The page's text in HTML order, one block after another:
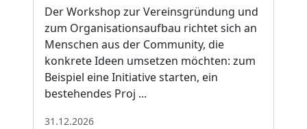
Der Workshop zur Vereinsgründung und
zum Organisationsaufbau richtet sich an
Menschen aus der Community, die
konkrete Ideen umsetzen möchten: zum
Beispiel eine Initiative starten, ein
bestehendes Proj ...
31.12.2026